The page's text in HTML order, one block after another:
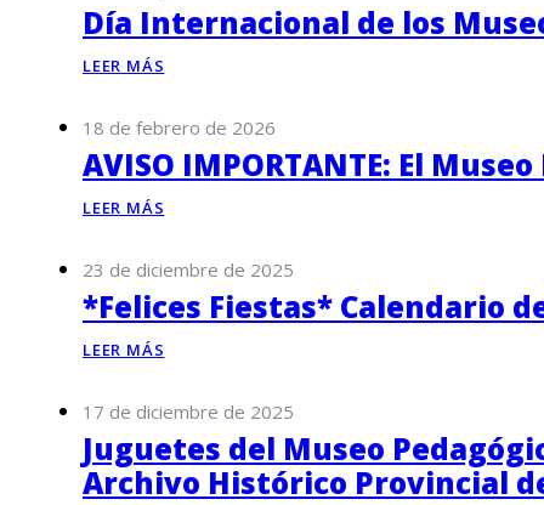
Día Internacional de los
LEER MÁS
18 de febrero de 2026
AVISO IMPORTANTE: El
LEER MÁS
23 de diciembre de 2025
*Felices Fiestas* Calendario
LEER MÁS
17 de diciembre de 2025
Juguetes del Museo
Archivo Histórico Provincial